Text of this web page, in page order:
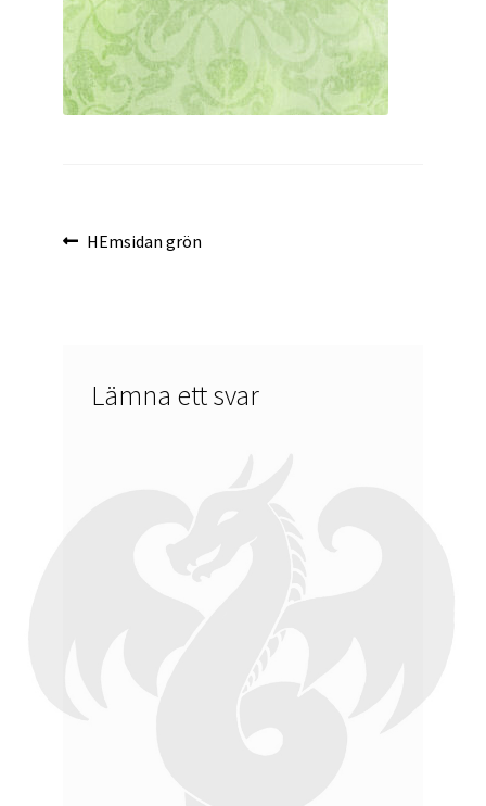
Inläggsnavigering
Föregående
HEmsidan grön
Lämna ett svar